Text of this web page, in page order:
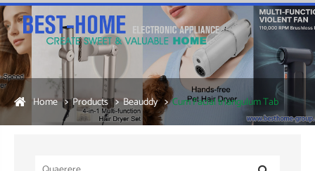
Home Products Beauddy Cum Facial triangulum Tab